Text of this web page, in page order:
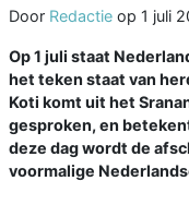
Door Redactie op 1 juli
Op 1 juli staat
het teken staat van
Koti komt uit het
gesproken, en
deze dag wordt de
voormalige